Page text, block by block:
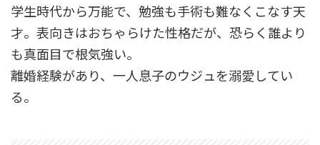
学生時代から万能で、勉強も手術も難なくこなす天
才。表向きはおちゃらけた性格だが、恐らく誰より
も真面目で根気強い。
離婚経験があり、一人息子のウジュを溺愛してい
る。